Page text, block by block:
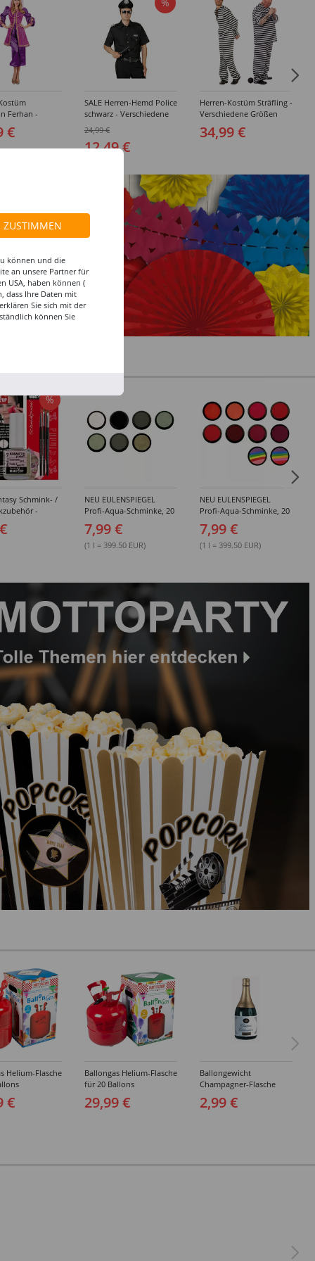
Ferhan -
Größen
€
%
SALE Herren-Hemd Police
schwarz - Verschiedene
Größen (46-60)
24,99 €
12,49 €
Herren-Kostüm Sträfling -
Verschiedene Größen
(48-64)
34,99 €
%
Schmink- /
-
NEU EULENSPIEGEL
Profi-Aqua-Schminke, 20
Grau-Töne -
Verschiedene Farben
7,99 €
(1 l = 399.50 EUR)
NEU EULENSPIEGEL
Profi-Aqua-Schminke, 20
Verschiedene Farben
7,99 €
(1 l = 399.50 EUR)
Helium-Flasche
€
Ballongas Helium-Flasche
für 20 Ballons
29,99 €
Ballongewicht
Champagner-Flasche
2,99 €
ZUSTIMMEN
können und die
an unsere Partner für
USA, haben können (
dass Ihre Daten mit
Sie sich mit der
können Sie